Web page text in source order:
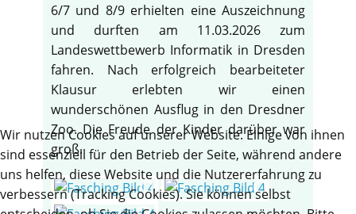
6/7 und 8/9 erhielten eine Auszeichnung
und durften am 11.03.2026 zum
Landeswettbewerb Informatik in Dresden
fahren. Nach erfolgreich bearbeiteter
Klausur erlebten wir einen
wunderschönen Ausflug in den Dresdner
Zoo. Die Freude der Kinder darüber war
groß.
Wir nutzen Cookies auf unserer Website. Einige von ihnen
sind essenziell für den Betrieb der Seite, während andere
uns helfen, diese Website und die Nutzererfahrung zu
verbessern (Tracking Cookies). Sie können selbst